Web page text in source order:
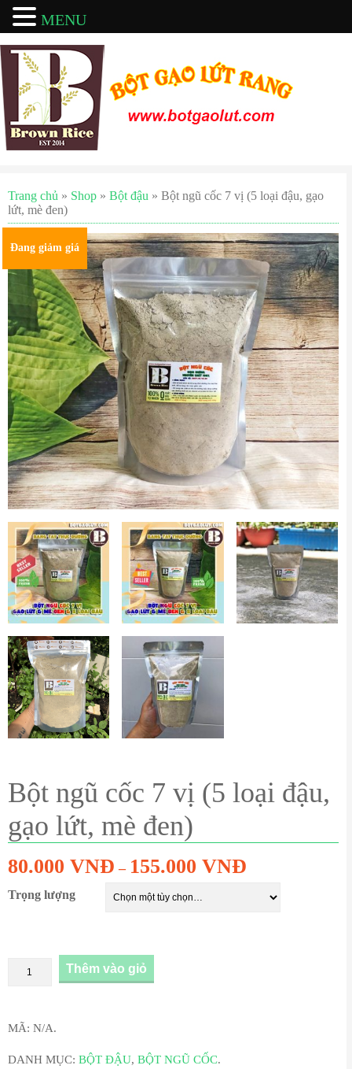
Trang chủ » Shop » Bột đậu » Bột ngũ cốc 7 vị (5 loại đậu, gạo
lứt, mè đen)
Đang giảm giá
Bột ngũ cốc 7 vị (5 loại đậu,
gạo lứt, mè đen)
80.000 VNĐ – 155.000 VNĐ
Trọng lượng
Thêm vào giỏ
MÃ: N/A.
DANH MỤC: BỘT ĐẬU, BỘT NGŨ CỐC.
MENU